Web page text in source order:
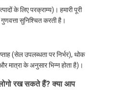
के लिए परक्राम्य)। हमारी पूरी
सुनिश्चित करती है।
(सेल उपलब्धता पर निर्भर), थोक
मात्रा के अनुसार भिन्न होता है)।
रख सकते हैं? क्या आप